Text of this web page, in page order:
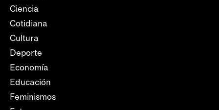
Ciencia
Cotidiana
Cultura
Deporte
Economía
Educación
Feminismos